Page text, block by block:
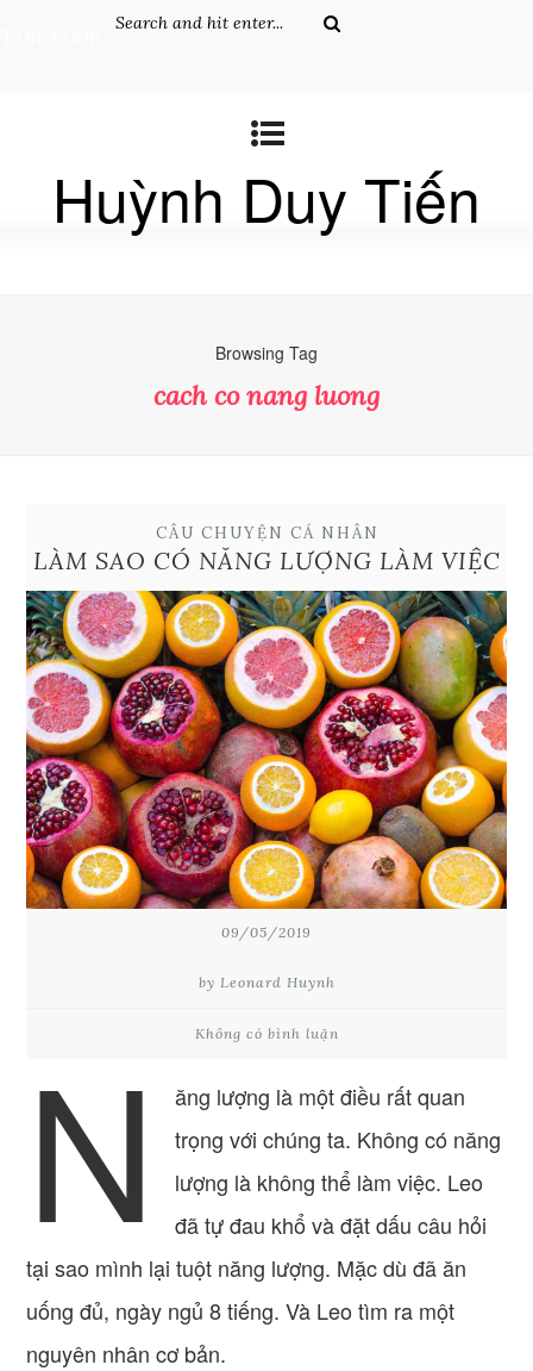
Huỳnh Duy Tiến
Browsing Tag
cach co nang luong
CÂU CHUYỆN CÁ NHÂN
LÀM SAO CÓ NĂNG LƯỢNG LÀM VIỆC
09/05/2019
by Leonard Huynh
Không có bình luận
N
ăng lượng là một điều rất quan
trọng với chúng ta. Không có năng
lượng là không thể làm việc. Leo
đã tự đau khổ và đặt dấu câu hỏi
tại sao mình lại tuột năng lượng. Mặc dù đã ăn
uống đủ, ngày ngủ 8 tiếng. Và Leo tìm ra một
nguyên nhân cơ bản.